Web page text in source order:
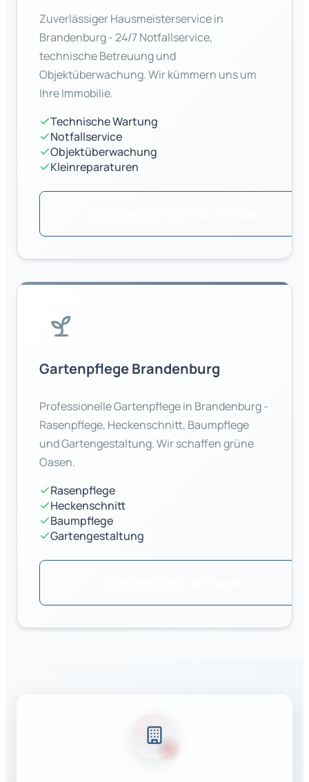
Zuverlässiger Hausmeisterservice in
Brandenburg- 24/7 Notfallservice,
technische Betreuung und
Objektüberwachung. Wir kümmern uns um
Ihre Immobilie.
Technische Wartung
Notfallservice
Objektüberwachung
Kleinreparaturen
GartenpflegeBrandenburg
Professionelle Gartenpflege in Brandenburg-
Rasenpflege, Heckenschnitt, Baumpflege
und Gartengestaltung. Wir schaffen grüne
Oasen.
Rasenpflege
Heckenschnitt
Baumpflege
Gartengestaltung